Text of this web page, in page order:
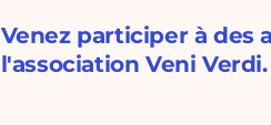
Venez participer à des
l'association Veni Verdi.